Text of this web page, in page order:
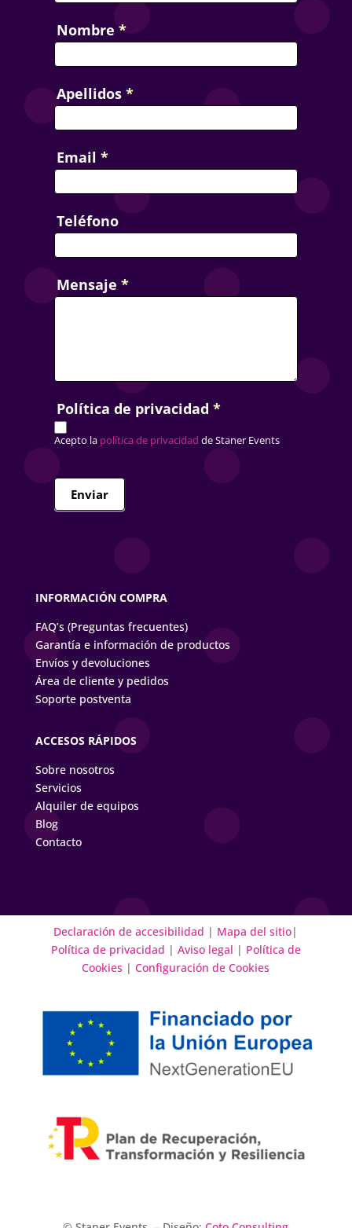
Nombre *
Apellidos *
Email *
Teléfono
Mensaje *
Política de privacidad *
Acepto lapolítica de privacidad de Staner Events
Enviar
INFORMACIÓN COMPRA
FAQ’s (Preguntas frecuentes)
Garantía e información de productos
Envíos y devoluciones
Área de cliente y pedidos
Soporte postventa
ACCESOS RÁPIDOS
Sobre nosotros
Servicios
Alquiler de equipos
Blog
Contacto
Declaración de accesibilidad | Mapa del sitio|
Política de privacidad | Aviso legal | Política de
Cookies |Configuración de Cookies